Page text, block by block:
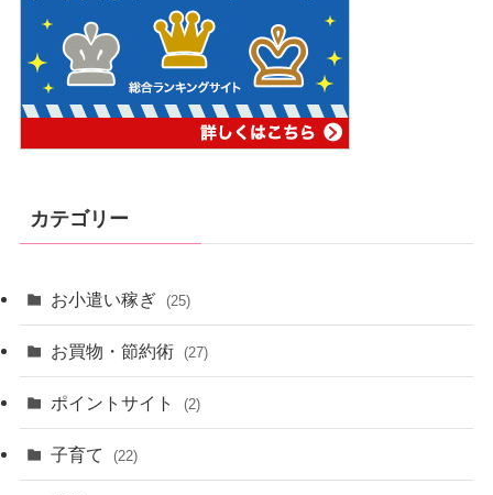
カテゴリー
お小遣い稼ぎ (25)
お買物・節約術 (27)
ポイントサイト (2)
子育て (22)